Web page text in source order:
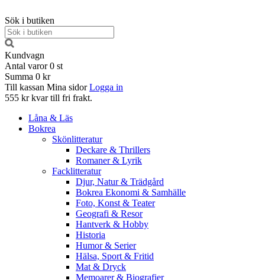
Sök i butiken
Kundvagn
Antal varor 0 st
Summa 0 kr
Till kassan Mina sidor Logga in
555 kr kvar till fri frakt.
Låna & Läs
Bokrea
Skönlitteratur
Deckare & Thrillers
Romaner & Lyrik
Facklitteratur
Djur, Natur & Trädgård
Bokrea Ekonomi & Samhälle
Foto, Konst & Teater
Geografi & Resor
Hantverk & Hobby
Historia
Humor & Serier
Hälsa, Sport & Fritid
Mat & Dryck
Memoarer & Biografier